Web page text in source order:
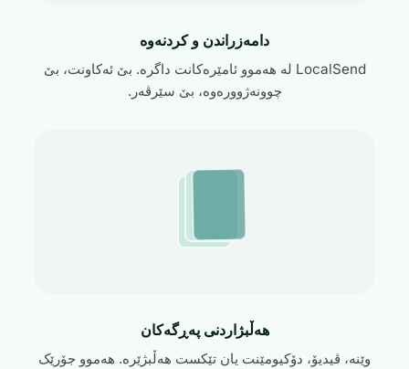
دامەزراندن و کردنەوە
LocalSend لە هەموو ئامێرەکانت داگرە. بێ ئەکاونت، بێ
چوونەژوورەوە، بێ سێرڤەر.
هەڵبژاردنی پەڕگەکان
وێنە، ڤیدیۆ، دۆکیومێنت یان تێکست هەڵبژێرە. هەموو جۆرێک